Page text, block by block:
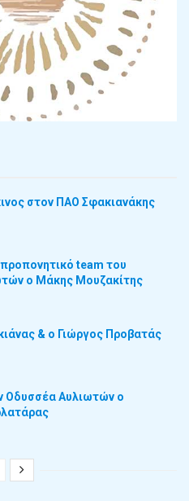
στον ΠΑΟ Σφακιανάκης
team του
ο Μάκης Μουζακίτης
& ο Γιώργος Προβατάς
Οδυσσέα Αυλιωτών ο